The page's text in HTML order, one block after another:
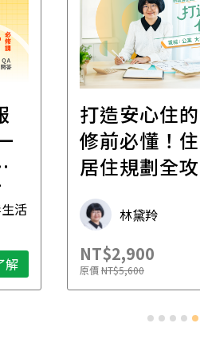
活
解
打造安心住
修前必懂！
居住規劃全
林黛羚
NT$2,900
原價NT$5,600